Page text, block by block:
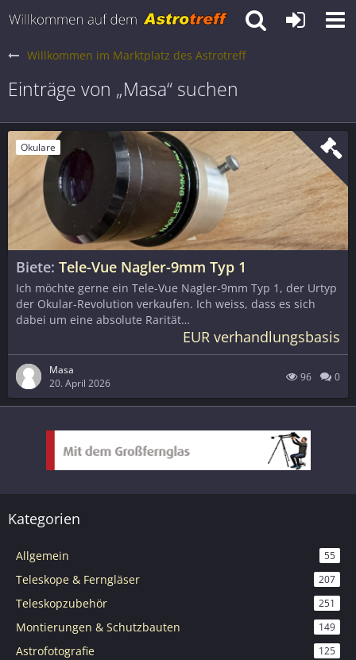
Willkommen im Marktplatz des Astrotreff
Einträge von „Masa“ suchen
Okulare
Biete Tele-Vue Nagler-9mm Typ 1
Ich möchte gerne ein Tele-Vue Nagler-9mm Typ 1, der Urtyp
der Okular-Revolution verkaufen. Ich weiss, dass es sich
dabei um eine absolute Rarität…
EUR verhandlungsbasis
Masa
20. April 2026
96 0
Kategorien
Allgemein 55
Teleskope & Ferngläser 207
Teleskopzubehör 251
Montierungen & Schutzbauten 149
Astrofotografie 125